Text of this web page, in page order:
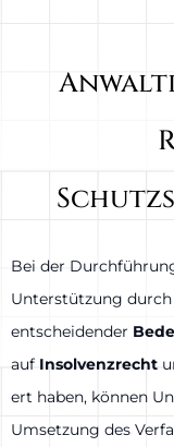
Bei der
Unterstützung
entscheidender
auf Insolvenzrecht
ert haben, können
Umsetzung des